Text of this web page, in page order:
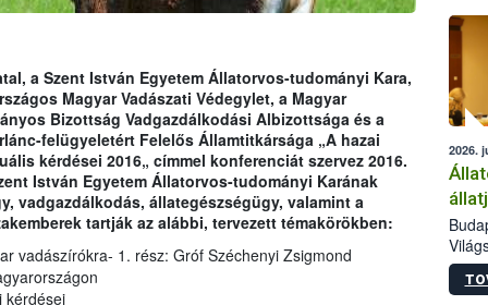
a Szent István Egyetem Állatorvos-tudományi Kara,
Magyar Vadászati Védegylet, a Magyar
Bizottság Vadgazdálkodási Albizottsága és a
felügyeletért Felelős Államtitkársága „A hazai
kérdései 2016„ címmel konferenciát szervez 2016.
István Egyetem Állatorvos-tudományi Karának
vadgazdálkodás, állategészségügy, valamint a
tartják az alábbi, tervezett témakörökben:
vadászírókra- 1. rész: Gróf Széchenyi Zsigmond
kérdései
2026.
Az